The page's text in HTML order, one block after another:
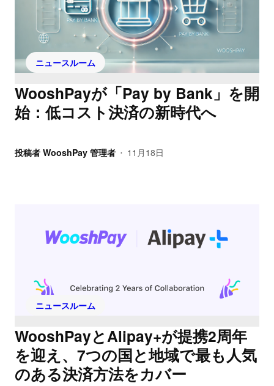
ニュースルーム
WooshPayが「Pay by Bank」を開
始：低コスト決済の新時代へ
投稿者 WooshPay 管理者 • 11月18日
ニュースルーム
WooshPayとAlipay+が提携2周年
を迎え、7つの国と地域で最も人気
のある決済方法をカバー